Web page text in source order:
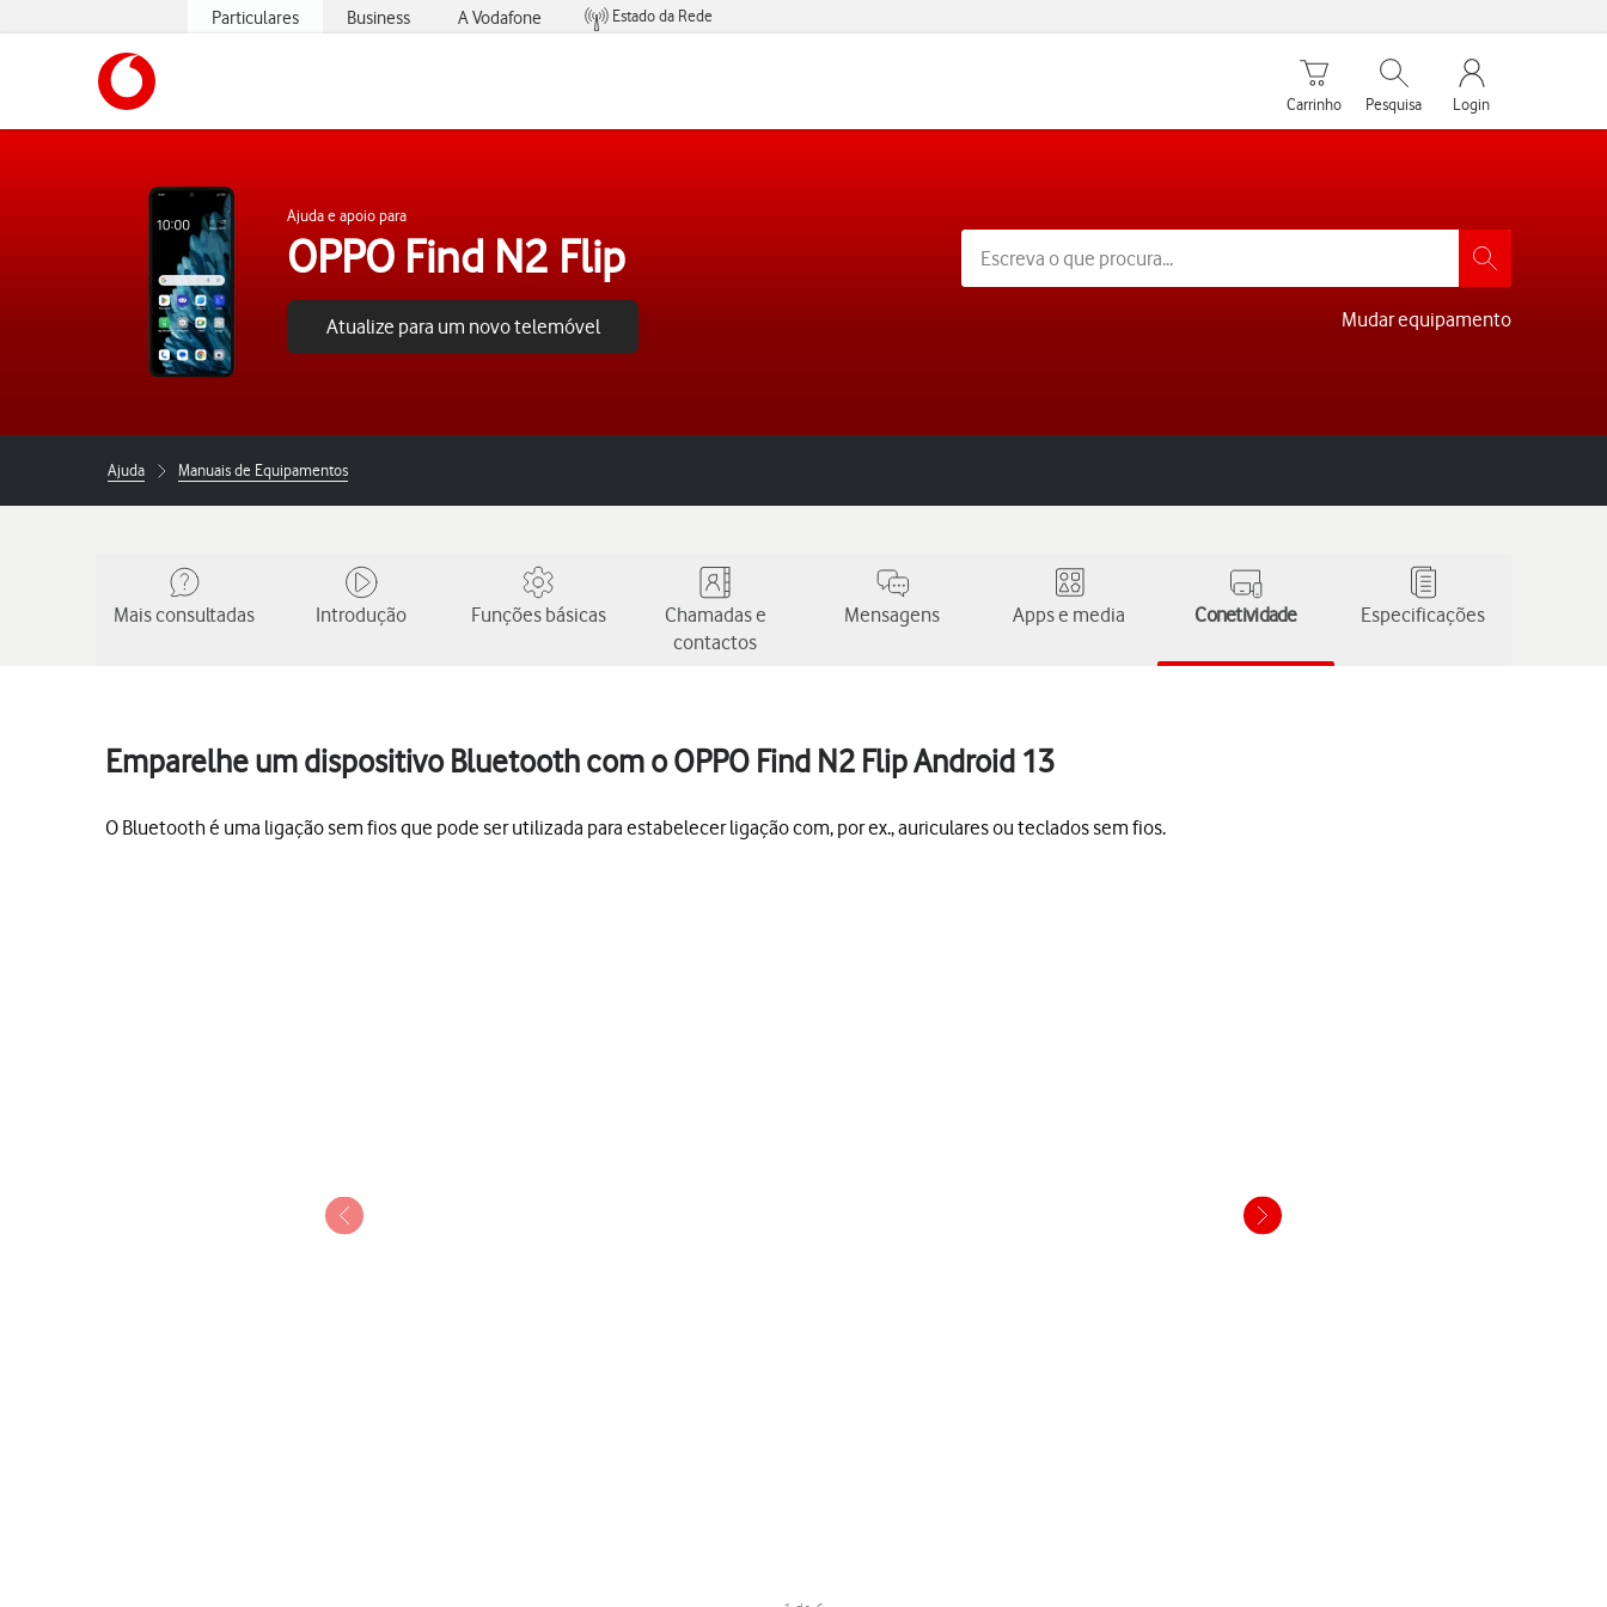
Particulares Business A Vodafone
Estado da Rede
Carrinho de compras
Carrinho
Pesquisar
Pesquisa
My Vodafone
Login
Ajuda e apoio para
OPPO Find N2 Flip
Atualize para um novo telemóvel Mudar equipamento
Ajuda Manuais de Equipamentos
Mais consultadas Introdução Funções básicas
Chamadas e
contactos
Mensagens Apps e media Conetividade Especificações
Emparelhe um dispositivo Bluetooth com o OPPO Find N2 Flip Android 13
O Bluetooth é uma ligação sem fios que pode ser utilizada para estabelecer ligação com, por ex., auriculares ou teclados sem fios.